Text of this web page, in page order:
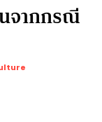
จากกรณี